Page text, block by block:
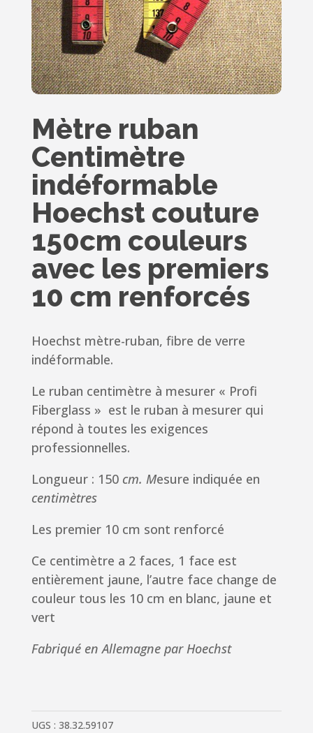
Mètre ruban
Centimètre
indéformable
Hoechst couture
150cm couleurs
avec les premiers
10 cm renforcés
Hoechst mètre-ruban, fibre de verre
indéformable.
Le ruban centimètre à mesurer « Profi
Fiberglass » est le ruban à mesurer qui
répond à toutes les exigences
professionnelles.
Longueur : 150 cm. Mesure indiquée en
centimètres
Les premier 10 cm sont renforcé
Ce centimètre a 2 faces, 1 face est
entièrement jaune, l’autre face change de
couleur tous les 10 cm en blanc, jaune et
vert
Fabriqué en Allemagne par Hoechst
UGS : 38.32.59107